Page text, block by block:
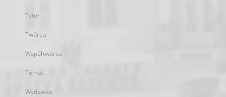
Tytuł
Twórca
Współtwórca
Temat
Wydawca